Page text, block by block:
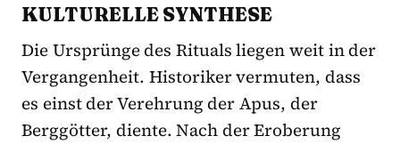
KULTURELLE SYNTHESE
Die Ursprünge des Rituals liegen weit in der
Vergangenheit. Historiker vermuten, dass
es einst der Verehrung der Apus, der
Berggötter, diente. Nach der Eroberung